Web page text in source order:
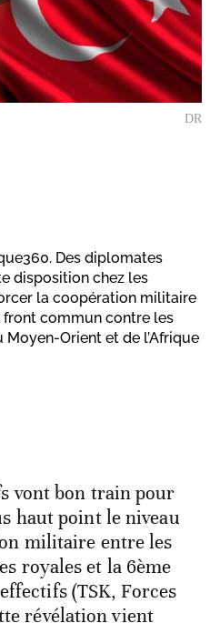
DR
Des diplomates
disposition chez les
la coopération militaire
commun contre les
Orient et de l’Afrique
vont bon train pour
haut point le niveau
militaire entre les
royales et la 6ème
(TSK, Forces
révélation vient